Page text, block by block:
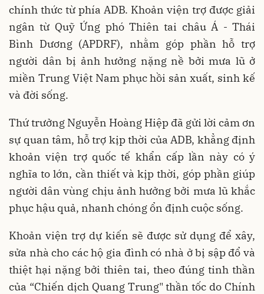
chính thức từ phía ADB. Khoản viện trợ được giải
ngân từ Quỹ Ứng phó Thiên tai châu Á - Thái
Bình Dương (APDRF), nhằm góp phần hỗ trợ
người dân bị ảnh hưởng nặng nề bởi mưa lũ ở
miền Trung Việt Nam phục hồi sản xuất, sinh kế
và đời sống.
Thứ trưởng Nguyễn Hoàng Hiệp đã gửi lời cảm ơn
sự quan tâm, hỗ trợ kịp thời của ADB, khẳng định
khoản viện trợ quốc tế khẩn cấp lần này có ý
nghĩa to lớn, cần thiết và kịp thời, góp phần giúp
người dân vùng chịu ảnh hưởng bởi mưa lũ khắc
phục hậu quả, nhanh chóng ổn định cuộc sống.
Khoản viện trợ dự kiến sẽ được sử dụng để xây,
sửa nhà cho các hộ gia đình có nhà ở bị sập đổ và
thiệt hại nặng bởi thiên tai, theo đúng tinh thần
của “Chiến dịch Quang Trung" thần tốc do Chính